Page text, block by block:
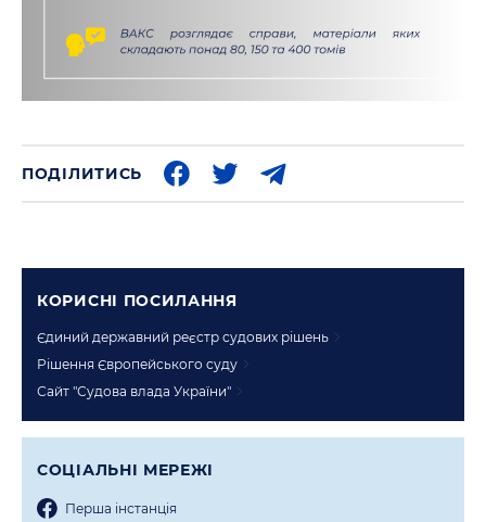
ПОДІЛИТИСЬ
КОРИСНI ПОСИЛАННЯ
Єдиний державний реєстр судових рішень
Рішення Європейського суду
Сайт "Судова влада України"
СОЦIАЛЬНI МЕРЕЖI
Перша iнстанцiя